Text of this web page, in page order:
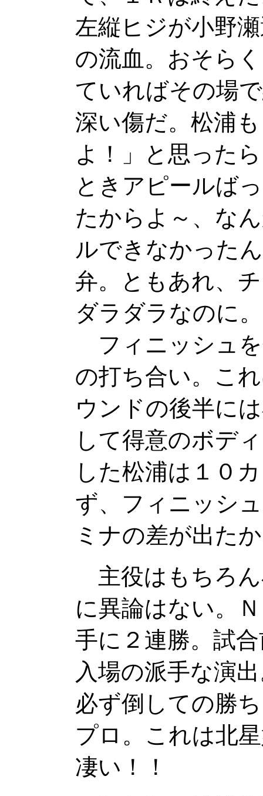
左縦ヒジが小野
の流血。おそら
ていればその場
深い傷だ。松浦
よ！」と思った
ときアピールば
たからよ～、な
ルできなかった
弁。ともあれ、
ダラダラなのに。
フィニッシュ
の打ち合い。こ
ウンドの後半に
して得意のボデ
した松浦は１０
ず、フィニッシ
ミナの差が出た
主役はもちろ
に異論はない。
手に２連勝。試
入場の派手な演
必ず倒しての勝
プロ。これは北
凄い！！